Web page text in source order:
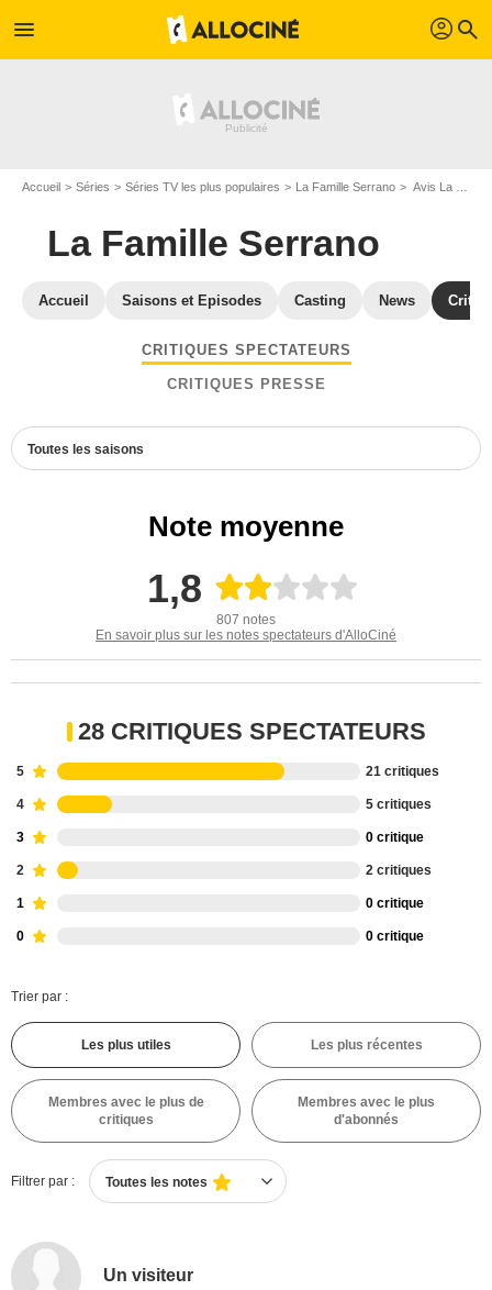
menu profil search
Accueil Séries Séries TV les plus populaires La Famille Serrano Avis La Famille Serrano
La Famille Serrano
Accueil Saisons et Episodes Casting News
CRITIQUES SPECTATEURS
CRITIQUES PRESSE
Toutes les saisons
Note moyenne
1,8
807 notes
En savoir plus sur les notes spectateurs d'AlloCiné
28 CRITIQUES SPECTATEURS
5 21 critiques
4 5 critiques
3 0 critique
2 2 critiques
1 0 critique
0 0 critique
Trier par :
Les plus utiles Les plus récentes
Membres avec le plus de
critiques
Membres avec le plus
d'abonnés
Filtrer par : Toutes les notes
Un visiteur